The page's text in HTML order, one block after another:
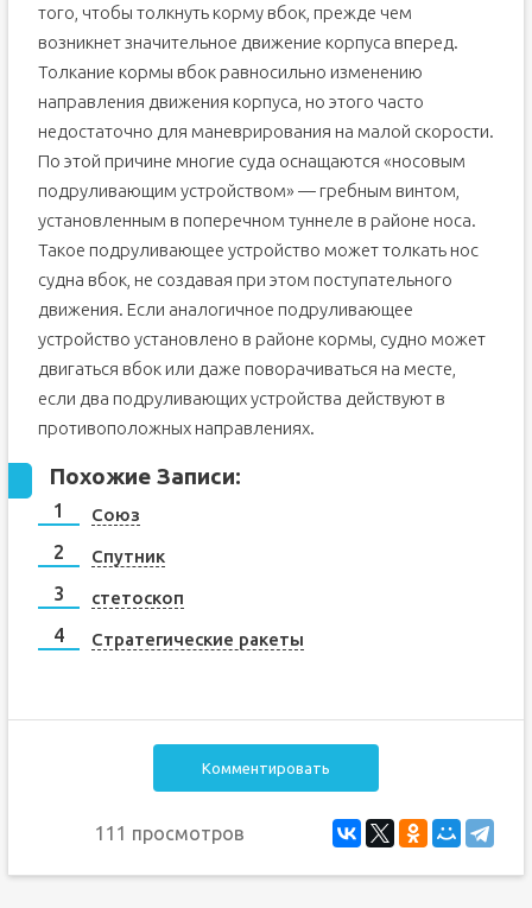
того, чтобы толкнуть корму вбок, прежде чем
возникнет значительное движение корпуса вперед.
Толкание кормы вбок равносильно изменению
направления движения корпуса, но этого часто
недостаточно для маневрирования на малой скорости.
По этой причине многие суда оснащаются «носовым
подруливающим устройством» — гребным винтом,
установленным в поперечном туннеле в районе носа.
Такое подруливающее устройство может толкать нос
судна вбок, не создавая при этом поступательного
движения. Если аналогичное подруливающее
устройство установлено в районе кормы, судно может
двигаться вбок или даже поворачиваться на месте,
если два подруливающих устройства действуют в
противоположных направлениях.
Похожие Записи:
Союз
Спутник
стетоскоп
Стратегические ракеты
Комментировать
111 просмотров